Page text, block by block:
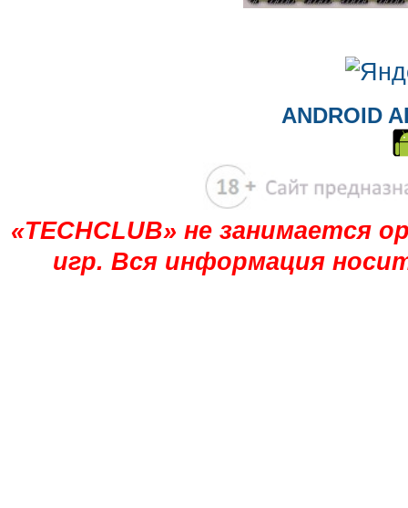
ANDROID
«TECHCLUB» не занимается
игр. Вся информация